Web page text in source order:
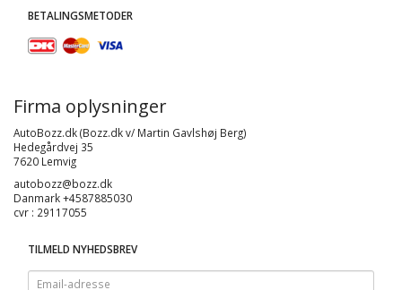
BETALINGSMETODER
Firma oplysninger
AutoBozz.dk (Bozz.dk v/ Martin Gavlshøj Berg)
Hedegårdvej 35
7620 Lemvig
autobozz@bozz.dk
Danmark +4587885030
cvr : 29117055
TILMELD NYHEDSBREV
Email-